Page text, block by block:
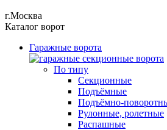
г.Москва
Каталог ворот
Гаражные ворота
По типу
Секционные
Подъёмные
Подъёмно-
Рулонные, ролетные
Распашные